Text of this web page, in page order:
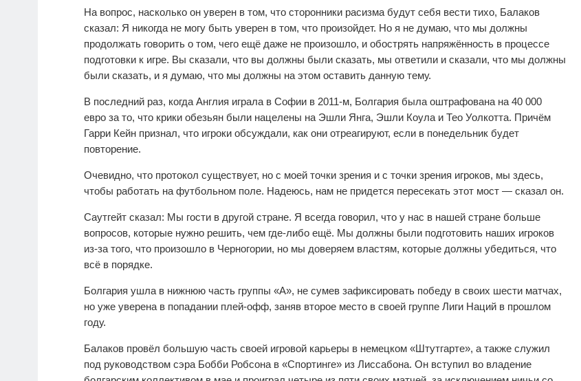
На вопрос, насколько он уверен в том, что сторонники расизма будут себя вести тихо, Балаков
сказал: Я никогда не могу быть уверен в том, что произойдет. Но я не думаю, что мы должны
продолжать говорить о том, чего ещё даже не произошло, и обострять напряжённость в процессе
подготовки к игре. Вы сказали, что вы должны были сказать, мы ответили и сказали, что мы должны
были сказать, и я думаю, что мы должны на этом оставить данную тему.
В последний раз, когда Англия играла в Софии в 2011-м, Болгария была оштрафована на 40 000
евро за то, что крики обезьян были нацелены на Эшли Янга, Эшли Коула и Тео Уолкотта. Причём
Гарри Кейн признал, что игроки обсуждали, как они отреагируют, если в понедельник будет
повторение.
Очевидно, что протокол существует, но с моей точки зрения и с точки зрения игроков, мы здесь,
чтобы работать на футбольном поле. Надеюсь, нам не придется пересекать этот мост — сказал он.
Саутгейт сказал: Мы гости в другой стране. Я всегда говорил, что у нас в нашей стране больше
вопросов, которые нужно решить, чем где-либо ещё. Мы должны были подготовить наших игроков
из-за того, что произошло в Черногории, но мы доверяем властям, которые должны убедиться, что
всё в порядке.
Болгария ушла в нижнюю часть группы «А», не сумев зафиксировать победу в своих шести матчах,
но уже уверена в попадании плей-офф, заняв второе место в своей группе Лиги Наций в прошлом
году.
Балаков провёл большую часть своей игровой карьеры в немецком «Штутгарте», а также служил
под руководством сэра Бобби Робсона в «Спортинге» из Лиссабона. Он вступил во владение